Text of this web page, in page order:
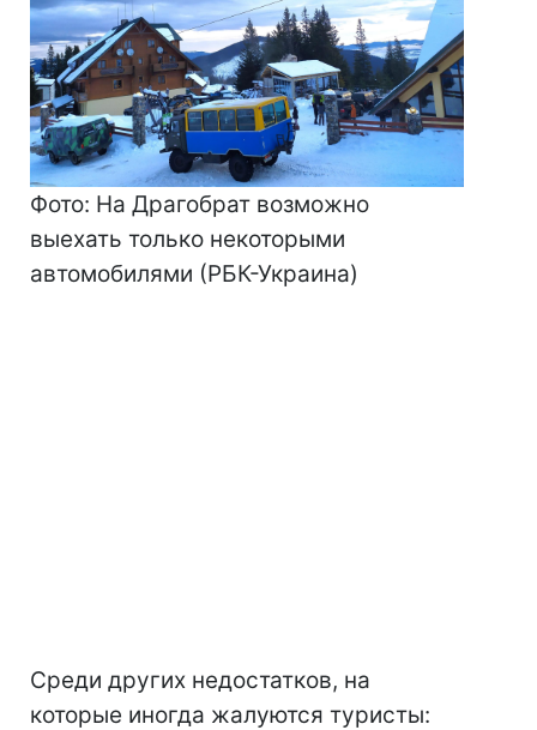
Фото: На Драгобрат возможно
выехать только некоторыми
автомобилями (РБК-Украина)
Среди других недостатков, на
которые иногда жалуются туристы: